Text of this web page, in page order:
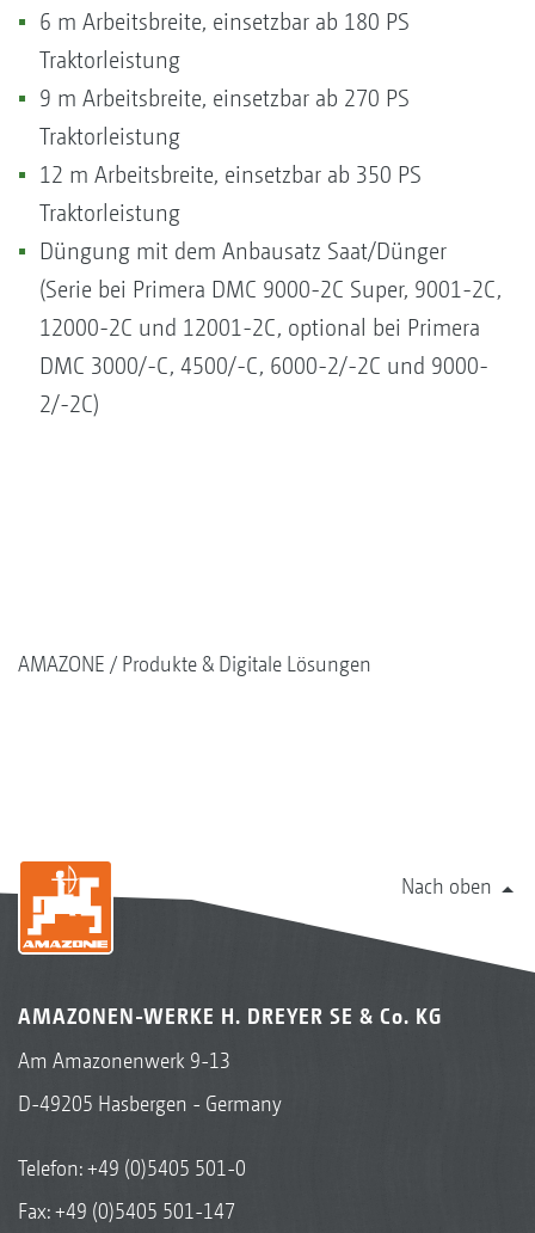
6 m Arbeitsbreite, einsetzbar ab 180 PS
Traktorleistung
9 m Arbeitsbreite, einsetzbar ab 270 PS
Traktorleistung
12 m Arbeitsbreite, einsetzbar ab 350 PS
Traktorleistung
Düngung mit dem Anbausatz Saat/Dünger
(Serie bei Primera DMC 9000-2C Super, 9001-2C,
12000-2C und 12001-2C, optional bei Primera
DMC 3000/-C, 4500/-C, 6000-2/-2C und 9000-
2/-2C)
AMAZONE Produkte & Digitale Lösungen
Nach oben
AMAZONEN-WERKE H. DREYER SE & Co. KG
Am Amazonenwerk 9-13
D-49205 Hasbergen - Germany
Telefon:+49 (0)5405 501-0
Fax: +49 (0)5405 501-147